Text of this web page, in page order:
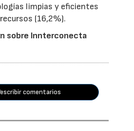
limpias y eficientes
(16,2%).
sobre Innterconecta
comentarios